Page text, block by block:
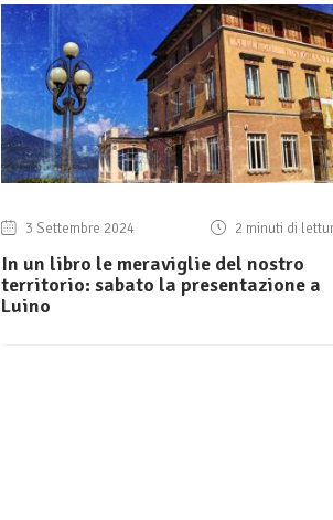
3 Settembre 2024 2 minuti di
In un libro le meraviglie del nostro
territorio: sabato la presentazione a
Luino